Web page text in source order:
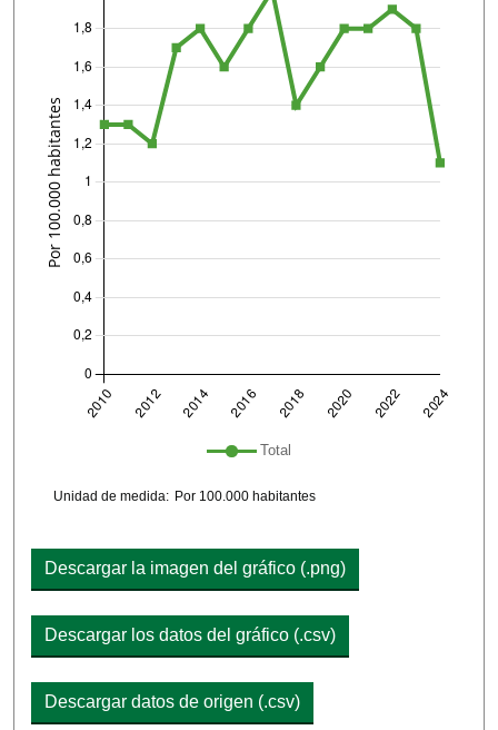
Leyenda del gráfico: lista de líneas incluidas
Total
Chart details
Unidad de medida: Por 100.000 habitantes
Descargar la imagen del gráfico (.png)
Descargar los datos del gráfico (.csv)
Descargar datos de origen (.csv)